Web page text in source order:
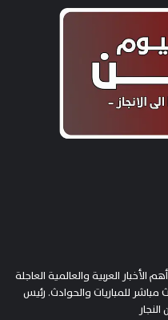
الأخبار العربية والعالمية العاجلة
مباشر للمباريات والحوادث. رئيس